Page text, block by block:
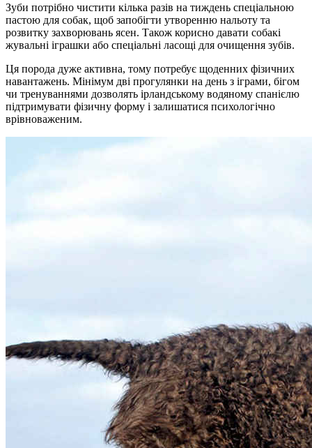
Зуби потрібно чистити кілька разів на тиждень спеціальною
пастою для собак, щоб запобігти утворенню нальоту та
розвитку захворювань ясен. Також корисно давати собакі
жувальні іграшки або спеціальні ласощі для очищення зубів.
Ця порода дуже активна, тому потребує щоденних фізичних
навантажень. Мінімум дві прогулянки на день з іграми, бігом
чи тренуваннями дозволять ірландському водяному спанієлю
підтримувати фізичну форму і залишатися психологічно
врівноваженим.